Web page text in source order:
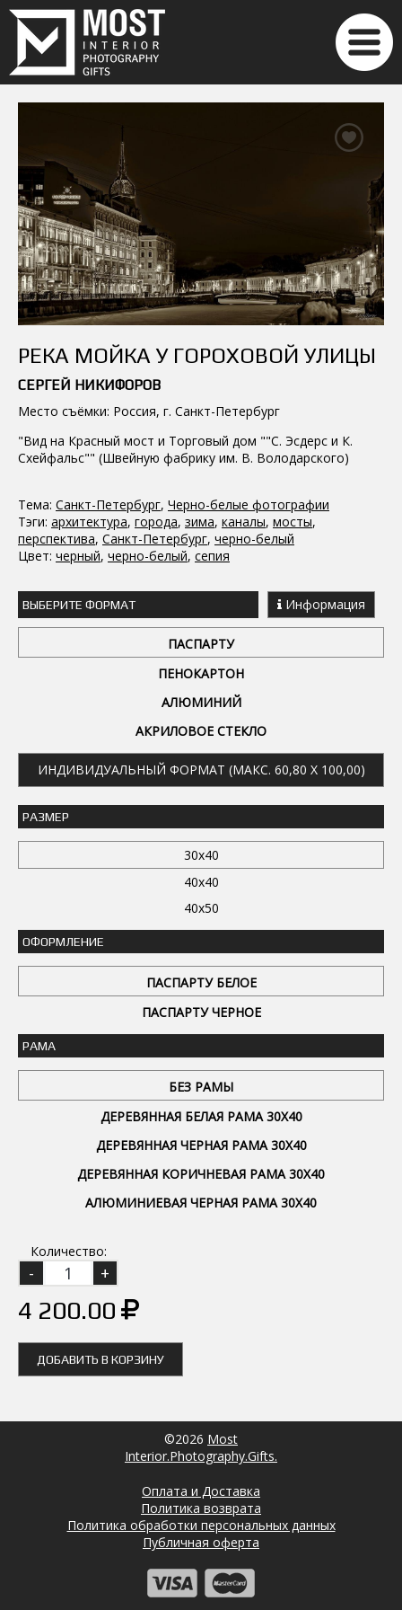
РЕКА МОЙКА У ГОРОХОВОЙ УЛИЦЫ
СЕРГЕЙ НИКИФОРОВ
Место съёмки: Россия, г. Санкт-Петербург
"Вид на Красный мост и Торговый дом ""С. Эсдерс и К.
Схейфальс"" (Швейную фабрику им. В. Володарского)
Тема: Санкт-Петербург, Черно-белые фотографии
Тэги: архитектура, города, зима, каналы, мосты,
перспектива, Санкт-Петербург, черно-белый
Цвет: черный, черно-белый, сепия
ВЫБЕРИТЕ ФОРМАТ Информация
ПАСПАРТУ
ПЕНОКАРТОН
АЛЮМИНИЙ
АКРИЛОВОЕ СТЕКЛО
ИНДИВИДУАЛЬНЫЙ ФОРМАТ (МАКС. 60,80 X 100,00)
РАЗМЕР
30x40
40x40
40x50
ОФОРМЛЕНИЕ
ПАСПАРТУ БЕЛОЕ
ПАСПАРТУ ЧЕРНОЕ
РАМА
БЕЗ РАМЫ
ДЕРЕВЯННАЯ БЕЛАЯ РАМА 30Х40
ДЕРЕВЯННАЯ ЧЕРНАЯ РАМА 30Х40
ДЕРЕВЯННАЯ КОРИЧНЕВАЯ РАМА 30Х40
АЛЮМИНИЕВАЯ ЧЕРНАЯ РАМА 30Х40
Количество:
4 200.00
ДОБАВИТЬ В КОРЗИНУ
©2026 Most
Interior.Photography.Gifts.
Оплата и Доставка
Политика возврата
Политика обработки персональных данных
Публичная оферта